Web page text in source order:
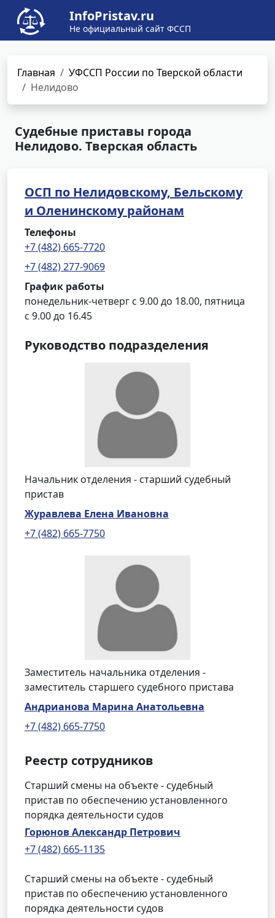
InfoPristav.ru
Не официальный сайт ФССП
Главная
УФССП России по Тверской области
Нелидово
Судебные приставы города
Нелидово. Тверская область
ОСП по Нелидовскому, Бельскому
и Оленинскому районам
Телефоны
+7 (482) 665-7720
+7 (482) 277-9069
График работы
понедельник-четверг с 9.00 до 18.00, пятница
с 9.00 до 16.45
Руководство подразделения
Начальник отделения - старший судебный
пристав
Журавлева Елена Ивановна
+7 (482) 665-7750
Заместитель начальника отделения -
заместитель старшего судебного пристава
Андрианова Марина Анатольевна
+7 (482) 665-7750
Реестр сотрудников
Старший смены на объекте - судебный
пристав по обеспечению установленного
порядка деятельности судов
Горюнов Александр Петрович
+7 (482) 665-1135
Старший смены на объекте - судебный
пристав по обеспечению установленного
порядка деятельности судов